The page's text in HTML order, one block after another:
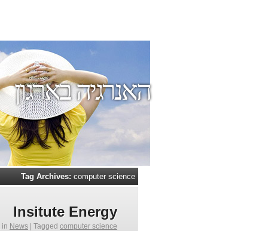
האנרגיה בארגון
Tag Archives: computer science
Insitute Energy
in News Tagged computer science